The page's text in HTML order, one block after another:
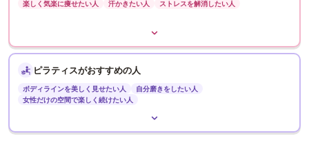
楽しく気楽に痩せたい人 汗かきたい人 ストレスを解消したい人
ピラティスがおすすめの人
ボディラインを美しく見せたい人
自分磨きをしたい人
女性だけの空間で楽しく続けたい人